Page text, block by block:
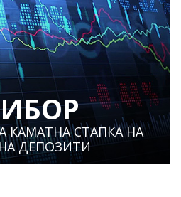
КАМАТНА СТАПКА НА
ДЕПОЗИТИ